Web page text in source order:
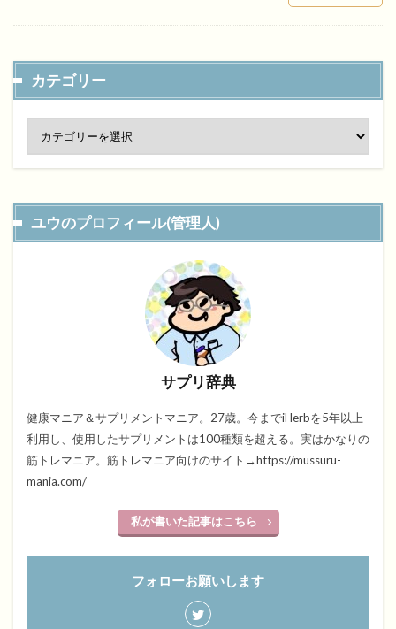
カテゴリー
ユウのプロフィール(管理人)
サプリ辞典
健康マニア＆サプリメントマニア。27歳。今までiHerbを5年以上
利用し、使用したサプリメントは100種類を超える。実はかなりの
筋トレマニア。筋トレマニア向けのサイト→https://mussuru-
mania.com/
私が書いた記事はこちら
フォローお願いします